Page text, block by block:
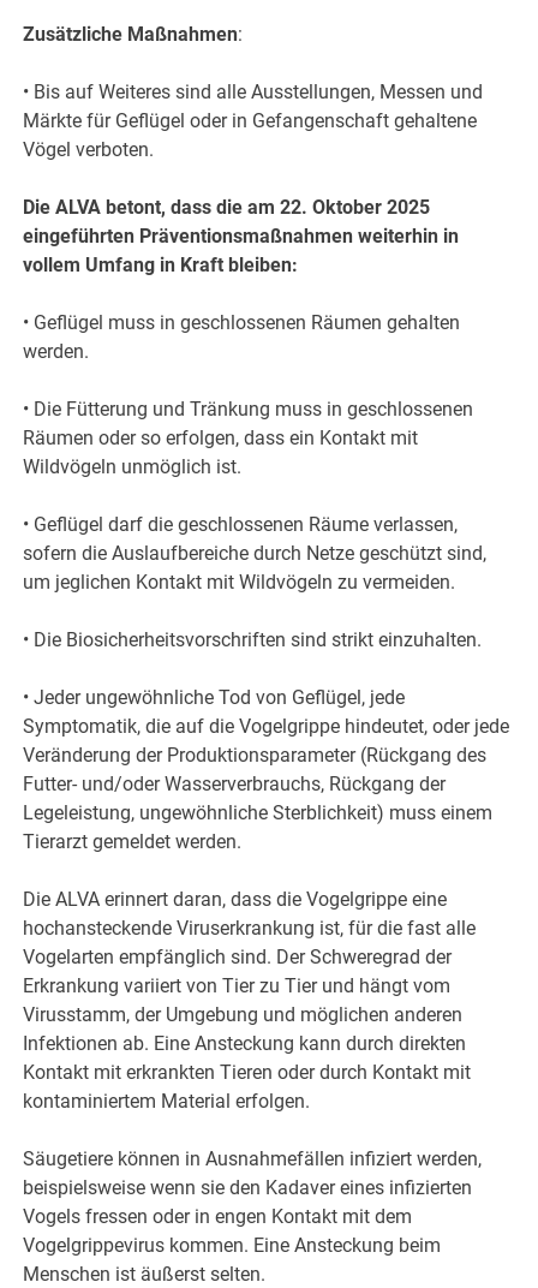
Zusätzliche Maßnahmen:
• Bis auf Weiteres sind alle Ausstellungen, Messen und
Märkte für Geflügel oder in Gefangenschaft gehaltene
Vögel verboten.
Die ALVA betont, dass die am 22. Oktober 2025
eingeführten Präventionsmaßnahmen weiterhin in
vollem Umfang in Kraft bleiben:
• Geflügel muss in geschlossenen Räumen gehalten
werden.
• Die Fütterung und Tränkung muss in geschlossenen
Räumen oder so erfolgen, dass ein Kontakt mit
Wildvögeln unmöglich ist.
• Geflügel darf die geschlossenen Räume verlassen,
sofern die Auslaufbereiche durch Netze geschützt sind,
um jeglichen Kontakt mit Wildvögeln zu vermeiden.
• Die Biosicherheitsvorschriften sind strikt einzuhalten.
• Jeder ungewöhnliche Tod von Geflügel, jede
Symptomatik, die auf die Vogelgrippe hindeutet, oder jede
Veränderung der Produktionsparameter (Rückgang des
Futter- und/oder Wasserverbrauchs, Rückgang der
Legeleistung, ungewöhnliche Sterblichkeit) muss einem
Tierarzt gemeldet werden.
Die ALVA erinnert daran, dass die Vogelgrippe eine
hochansteckende Viruserkrankung ist, für die fast alle
Vogelarten empfänglich sind. Der Schweregrad der
Erkrankung variiert von Tier zu Tier und hängt vom
Virusstamm, der Umgebung und möglichen anderen
Infektionen ab. Eine Ansteckung kann durch direkten
Kontakt mit erkrankten Tieren oder durch Kontakt mit
kontaminiertem Material erfolgen.
Säugetiere können in Ausnahmefällen infiziert werden,
beispielsweise wenn sie den Kadaver eines infizierten
Vogels fressen oder in engen Kontakt mit dem
Vogelgrippevirus kommen. Eine Ansteckung beim
Menschen ist äußerst selten.